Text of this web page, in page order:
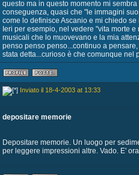
questo ma in questo momento mi
conseguenza, quasi che "le immagini
come lo definisce Ascanio e mi chiedo
Ieri per esempio, nel vedere "vita morte
musicali che lo muovevano e la mia
penso penso penso...continuo a
stata detta...curioso è che comunque nel
Inviato il 18-4-2003 at 13:33
depositare memorie
Depositare memorie. Un luogo per
per leggere impressioni altre. Vado. E'